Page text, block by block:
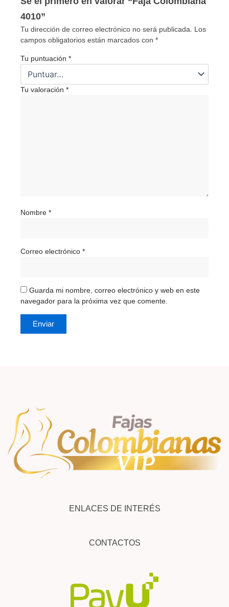
4010”
Tu dirección de correo electrónico no será publicada.
Los
campos obligatorios están marcados con *
Tu puntuación *
Tu valoración *
Nombre *
Correo electrónico *
Guarda mi nombre, correo electrónico y web en este
navegador para la próxima vez que comente.
ENLACES DE INTERÉS
CONTACTOS